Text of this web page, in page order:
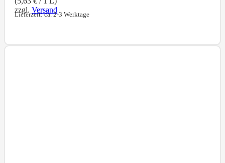
zzgl.Versand
Lieferzeit: ca. 2-3 Werktage